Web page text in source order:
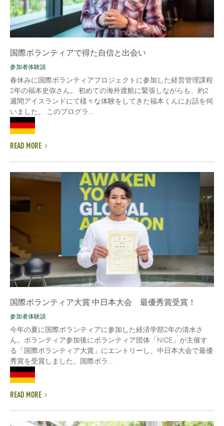
国際ボランティアで得た自信と出会い
参加者体験談
春休みに国際ボランティアプロジェクトに参加した経営管理課程
2年の福本史弥さん。 初めての海外渡航に緊張しながらも、約2
週間アイスランドにて様々な体験をしてきた福本くんにお話を伺
いました。 このプログラ...
READ MORE
国際ボランティア大賞 中日本大会 最優秀賞受賞！
参加者体験談
今年の夏に国際ボランティアに参加した経済学部2年の清水さ
ん。ボランティア参加後にボランティア団体「NICE」が主催す
る「国際ボランティア大賞」にエントリーし、中日本大会で最優
秀賞を受賞しました。国際ボラ...
READ MORE